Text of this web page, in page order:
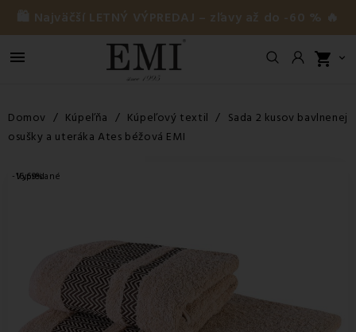
🛍️ Najväčší LETNÝ VÝPREDAJ – zľavy až do -60 % 🔥
 shopping_cart 
Domov Kúpeľňa Kúpeľový textil
Sada 2 kusov bavlnenej
osušky a uteráka Ates béžová EMI
-16,69%
Vypredané